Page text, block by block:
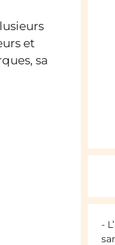
et
sa
-